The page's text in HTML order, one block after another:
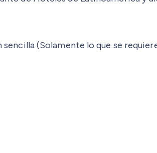
(Solamente lo que se